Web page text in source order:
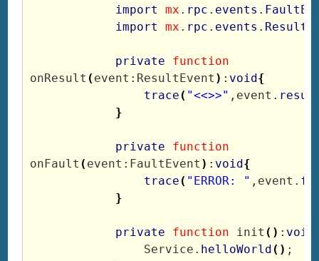
import mx . rpc . events .
import
mx . rpc . events .
private
function
onResult ( event:ResultEvent ) : void{
trace ( "<<>>" ,event.
}
private
function
onFault ( event:FaultEvent ) : void{
trace ( "ERROR: " ,event.
}
private function init ( ) : void
Service. helloWorld ( ) ;